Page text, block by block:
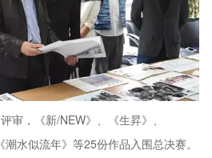
审，《新/NEW》、《生昇》、
水似流年》等25份作品入围总决赛。